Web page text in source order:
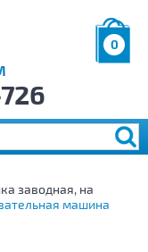
0
р.
заводная, на
машина